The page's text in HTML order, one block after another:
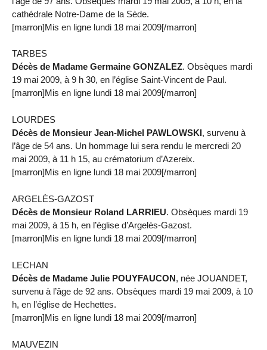
cathédrale Notre-Dame de la Sède.
[marron]Mis en ligne lundi 18 mai 2009[/marron]
TARBES
Décès de Madame Germaine GONZALEZ. Obsèques mardi
19 mai 2009, à 9 h 30, en l’église Saint-Vincent de Paul.
[marron]Mis en ligne lundi 18 mai 2009[/marron]
LOURDES
Décès de Monsieur Jean-Michel PAWLOWSKI, survenu à
l’âge de 54 ans. Un hommage lui sera rendu le mercredi 20
mai 2009, à 11 h 15, au crématorium d’Azereix.
[marron]Mis en ligne lundi 18 mai 2009[/marron]
ARGELÈS-GAZOST
Décès de Monsieur Roland LARRIEU. Obsèques mardi 19
mai 2009, à 15 h, en l’église d’Argelès-Gazost.
[marron]Mis en ligne lundi 18 mai 2009[/marron]
LECHAN
Décès de Madame Julie POUYFAUCON, née JOUANDET,
survenu à l’âge de 92 ans. Obsèques mardi 19 mai 2009, à 10
h, en l’église de Hechettes.
[marron]Mis en ligne lundi 18 mai 2009[/marron]
MAUVEZIN